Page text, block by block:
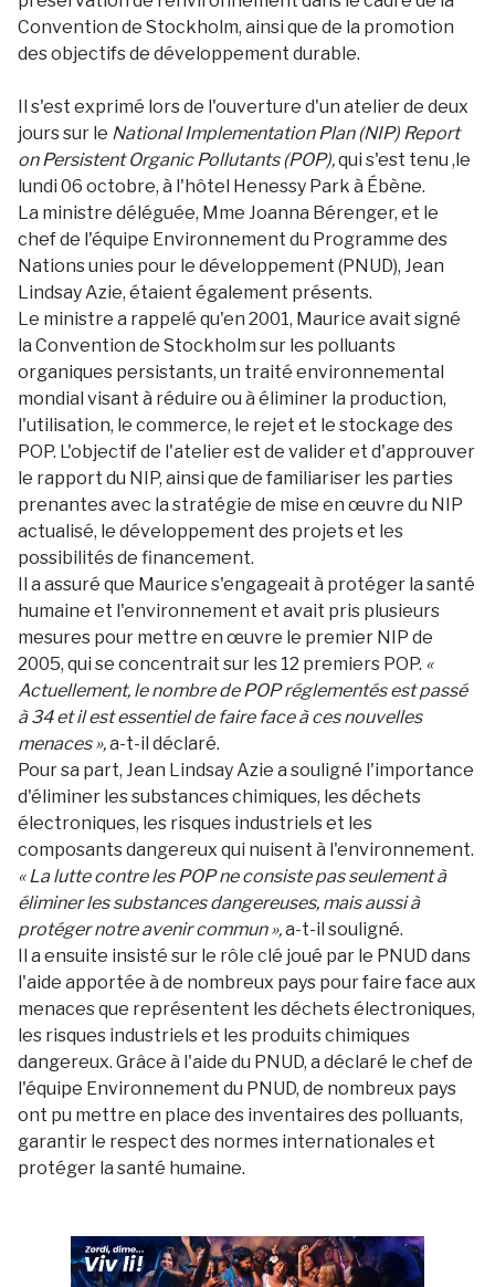
Convention de Stockholm, ainsi que de la promotion
des objectifs de développement durable.
Il s'est exprimé lors de l'ouverture d'un atelier de deux
jours sur le National Implementation Plan (NIP) Report
on Persistent Organic Pollutants (POP),qui s'est tenu ,le
lundi 06 octobre, à l'hôtel Henessy Park à Ébène.
La ministre déléguée, Mme Joanna Bérenger, et le
chef de l'équipe Environnement du Programme des
Nations unies pour le développement (PNUD), Jean
Lindsay Azie, étaient également présents.
Le ministre a rappelé qu'en 2001, Maurice avait signé
la Convention de Stockholm sur les polluants
organiques persistants, un traité environnemental
mondial visant à réduire ou à éliminer la production,
l'utilisation, le commerce, le rejet et le stockage des
POP. L'objectif de l'atelier est de valider et d'approuver
le rapport du NIP, ainsi que de familiariser les parties
prenantes avec la stratégie de mise en œuvre du NIP
actualisé, le développement des projets et les
possibilités de financement.
Il a assuré que Maurice s'engageait à protéger la santé
humaine et l'environnement et avait pris plusieurs
mesures pour mettre en œuvre le premier NIP de
2005, qui se concentrait sur les 12 premiers POP. «
Actuellement, le nombre de POP réglementés est passé
à 34 et il est essentiel de faire face à ces nouvelles
menaces »,a-t-il déclaré.
Pour sa part, Jean Lindsay Azie a souligné l'importance
d'éliminer les substances chimiques, les déchets
électroniques, les risques industriels et les
composants dangereux qui nuisent à l'environnement.
« La lutte contre les POP ne consiste pas seulement à
éliminer les substances dangereuses, mais aussi à
protéger notre avenir commun »,a-t-il souligné.
Il a ensuite insisté sur le rôle clé joué par le PNUD dans
l'aide apportée à de nombreux pays pour faire face aux
menaces que représentent les déchets électroniques,
les risques industriels et les produits chimiques
dangereux. Grâce à l'aide du PNUD, a déclaré le chef de
l'équipe Environnement du PNUD, de nombreux pays
ont pu mettre en place des inventaires des polluants,
garantir le respect des normes internationales et
protéger la santé humaine.